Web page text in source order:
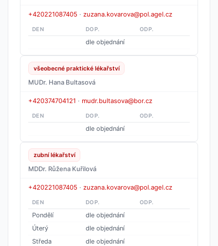
+420221087405 · zuzana.kovarova@pol.agel.cz
DEN DOP. ODP.
dle objednání
všeobecné praktické lékařství
MUDr. Hana Bultasová
+420374704121 · mudr.bultasova@bor.cz
DEN DOP. ODP.
dle objednání
zubní lékařství
MDDr. Růžena Kuřilová
+420221087405 · zuzana.kovarova@pol.agel.cz
DEN DOP. ODP.
Pondělí
dle objednání
Úterý
dle objednání
Středa
dle objednání